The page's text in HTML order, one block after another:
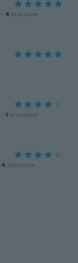
· 4 przesłane
· 1 przesłane
4 przesłane